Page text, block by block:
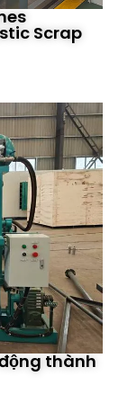
Scrap
thành